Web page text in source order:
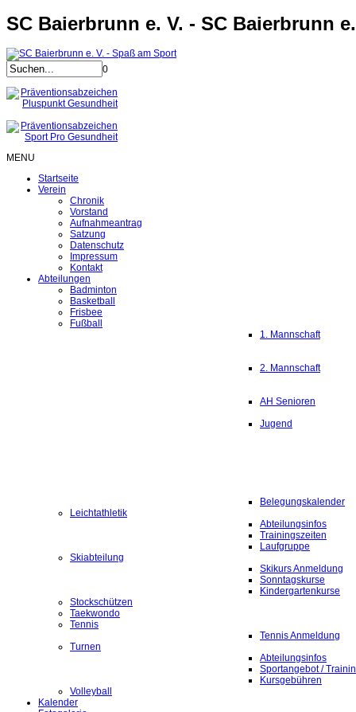
SC Baierbrunn e. V. - SC Baierbrunn
0
MENU
Startseite
Verein
Chronik
Vorstand
Aufnahmeantrag
Satzung
Datenschutz
Impressum
Kontakt
Abteilungen
Badminton
Basketball
Frisbee
Fußball
1. Mannschaft
2. Mannschaft
AH Senioren
Jugend
Belegungskalender
Leichtathletik
Abteilungsinfos
Trainingszeiten
Laufgruppe
Skiabteilung
Skikurs Anmeldung
Sonntagskurse
Kindergartenkurse
Stockschützen
Taekwondo
Tennis
Tennis Anmeldung
Turnen
Abteilungsinfos
Sportangebot /
Kursgebühren
Volleyball
Kalender